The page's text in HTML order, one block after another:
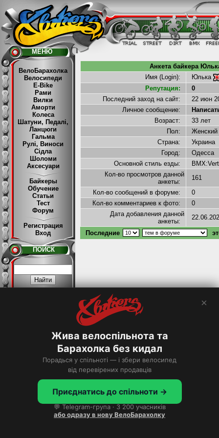
ВелоБарахолка
Велосипеди
E-Bike
Рами
Вилки
Аморти
Колеса
Шатуни, Педалі,
Ланцюги
Гальма
Рулі, Виноси
Сідла
Шоломи
Аксесуари
Байкеры
Обучение
Статьи
Тест
Форум
Регистрация
Вход
ПОИСК
Хотите в ТОП?
МЕНЮ
Анкета байкера
Имя (Login):
Юлька
Репутация:
0
Последний заход на сайт:
22 июн
Личное сообщение:
Написать
Возраст:
33 лет
Пол:
Страна:
Украина
Город:
Одесса
Основной стиль езды:
Кол-во просмотров данной
анкеты:
161
Кол-во сообщений в форуме:
0
Кол-во комментариев к фото:
0
Дата добавления данной
анкеты:
Последние
×
Жива велоспільнота та
Барахолка без кидал
Порадься у спільноті — і збери велосипед
від перевірених продавців
Приєднатись до спільноти →
💬 Telegram-група · 3 200 учасників
або одразу в нову ВелоБарахолку